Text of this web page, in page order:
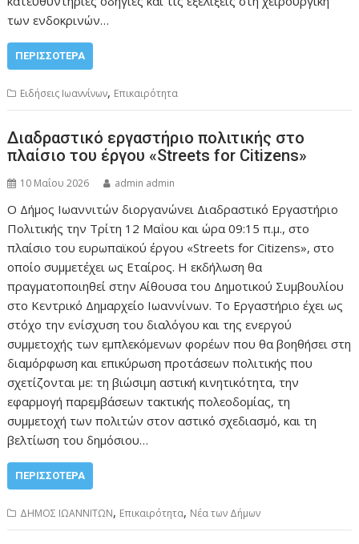
των ενδοκρινών…
ΠΕΡΙΣΣΌΤΕΡΑ
Ειδήσεις Ιωαννίνων, Επικαιρότητα
Διαδραστικό εργαστήριο πολιτικής στο
πλαίσιο του έργου «Streets for Citizens»
10 Μαΐου 2026 admin admin
Ο Δήμος Ιωαννιτών διοργανώνει Διαδραστικό Εργαστήριο
Πολιτικής την Τρίτη 12 Μαΐου και ώρα 09:15 π.μ., στο
πλαίσιο του ευρωπαϊκού έργου «Streets for Citizens», στο
οποίο συμμετέχει ως Εταίρος. Η εκδήλωση θα
πραγματοποιηθεί στην Αίθουσα του Δημοτικού Συμβουλίου
στο Κεντρικό Δημαρχείο Ιωαννίνων. Το Εργαστήριο έχει ως
στόχο την ενίσχυση του διαλόγου και της ενεργού
συμμετοχής των εμπλεκόμενων φορέων που θα βοηθήσει στη
διαμόρφωση και επικύρωση προτάσεων πολιτικής που
σχετίζονται με: τη βιώσιμη αστική κινητικότητα, την
εφαρμογή παρεμβάσεων τακτικής πολεοδομίας, τη
συμμετοχή των πολιτών στον αστικό σχεδιασμό, και τη
βελτίωση του δημόσιου…
ΠΕΡΙΣΣΌΤΕΡΑ
ΔΗΜΟΣ ΙΩΑΝΝΙΤΩΝ, Επικαιρότητα, Νέα των Δήμων